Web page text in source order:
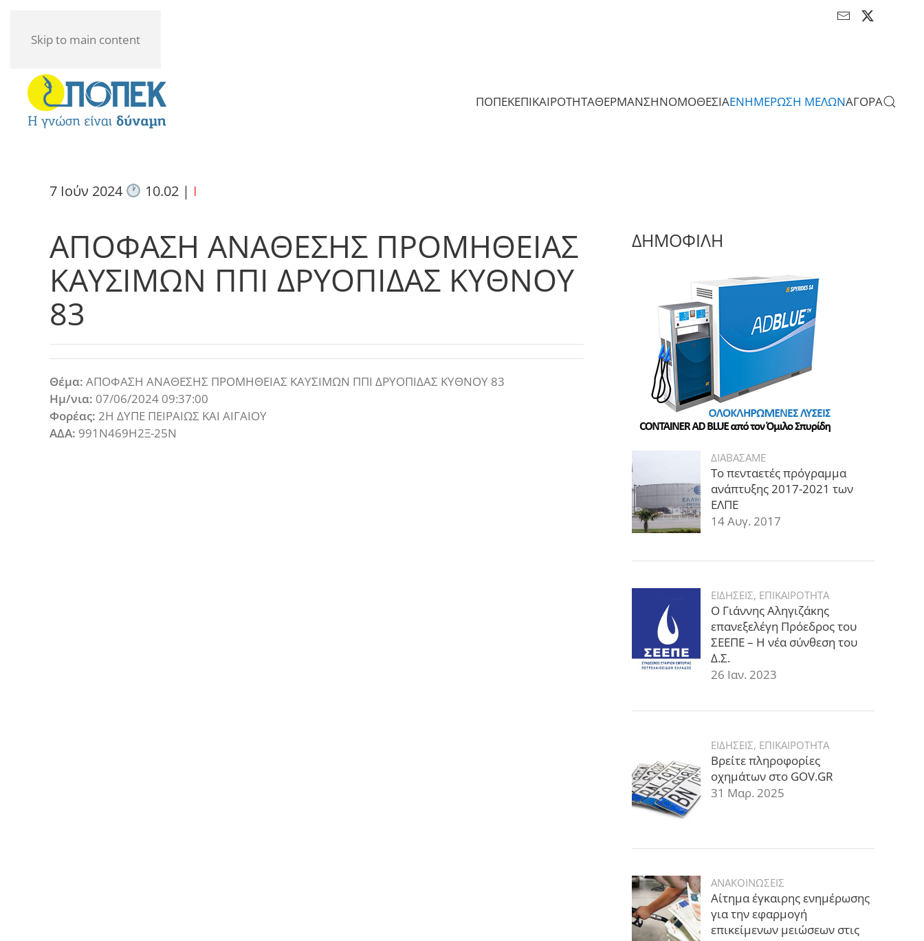
Skip to main content
ΠΟΠΕΚΕΠΙΚΑΙΡΟΤΗΤΑΘΕΡΜΑΝΣΗΝΟΜΟΘΕΣΙΑΕΝΗΜΕΡΩΣΗ ΜΕΛΩΝΑΓΟΡΑ
7 Ιούν 2024 10.02| I
ΑΠΟΦΑΣΗ ΑΝΑΘΕΣΗΣ ΠΡΟΜΗΘΕΙΑΣ
ΚΑΥΣΙΜΩΝ ΠΠΙ ΔΡΥΟΠΙΔΑΣ ΚΥΘΝΟΥ
83
Θέμα: ΑΠΟΦΑΣΗ ΑΝΑΘΕΣΗΣ ΠΡΟΜΗΘΕΙΑΣ ΚΑΥΣΙΜΩΝ ΠΠΙ ΔΡΥΟΠΙΔΑΣ ΚΥΘΝΟΥ 83
Ημ/νια: 07/06/2024 09:37:00
Φορέας: 2Η ΔΥΠΕ ΠΕΙΡΑΙΩΣ ΚΑΙ ΑΙΓΑΙΟΥ
ΑΔΑ: 991Ν469Η2Ξ-25Ν
ΔΗΜΟΦΙΛΗ
ΔΙΑΒΑΣΑΜΕ
Το πενταετές πρόγραμμα
ανάπτυξης 2017-2021 των
ΕΛΠΕ
14 Αυγ. 2017
ΕΙΔΗΣΕΙΣ, ΕΠΙΚΑΙΡΟΤΗΤΑ
Ο Γιάννης Αληγιζάκης
επανεξελέγη Πρόεδρος του
ΣΕΕΠΕ – Η νέα σύνθεση του
Δ.Σ.
26 Ιαν. 2023
ΕΙΔΗΣΕΙΣ, ΕΠΙΚΑΙΡΟΤΗΤΑ
Βρείτε πληροφορίες
οχημάτων στο GOV.GR
31 Μαρ. 2025
ΑΝΑΚΟΙΝΩΣΕΙΣ
Αίτημα έγκαιρης ενημέρωσης
για την εφαρμογή
επικείμενων μειώσεων στις